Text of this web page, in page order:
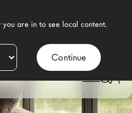
Continue
MODERNO TAPPETI